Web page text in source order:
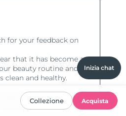
Inizia chat
Collezione Acquista